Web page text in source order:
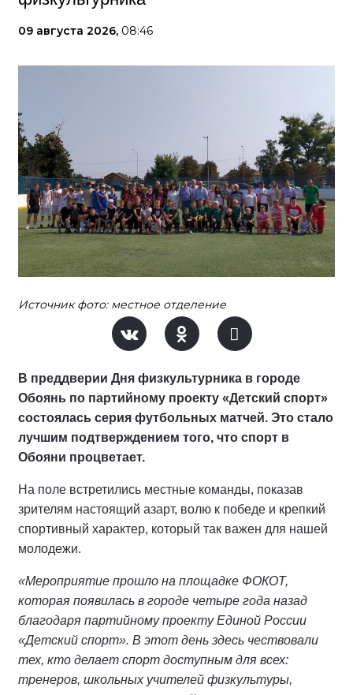
09 августа 2026, 08:46
Источник фото: местное отделение
В преддверии Дня физкультурника в городе
Обоянь по партийному проекту «Детский спорт»
состоялась серия футбольных матчей. Это стало
лучшим подтверждением того, что спорт в
Обояни процветает.
На поле встретились местные команды, показав
зрителям настоящий азарт, волю к победе и крепкий
спортивный характер, который так важен для нашей
молодежи.
«Мероприятие прошло на площадке ФОКОТ,
которая появилась в городе четыре года назад
благодаря партийному проекту Единой России
«Детский спорт». В этот день здесь чествовали
тех, кто делает спорт доступным для всех:
тренеров, школьных учителей физкультуры,